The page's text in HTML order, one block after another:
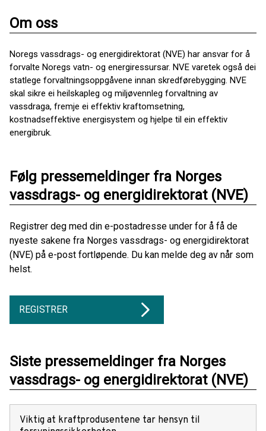
Om oss
Noregs vassdrags- og energidirektorat (NVE) har ansvar for å
forvalte Noregs vatn- og energiressursar. NVE varetek også dei
statlege forvaltningsoppgåvene innan skredførebygging. NVE
skal sikre ei heilskapleg og miljøvennleg forvaltning av
vassdraga, fremje ei effektiv kraftomsetning,
kostnadseffektive energisystem og hjelpe til ein effektiv
energibruk.
Følg pressemeldinger fra Norges
vassdrags- og energidirektorat (NVE)
Registrer deg med din e-postadresse under for å få de
nyeste sakene fra Norges vassdrags- og energidirektorat
(NVE) på e-post fortløpende. Du kan melde deg av når som
helst.
REGISTRER
Siste pressemeldinger fra Norges
vassdrags- og energidirektorat (NVE)
Viktig at kraftprodusentene tar hensyn til